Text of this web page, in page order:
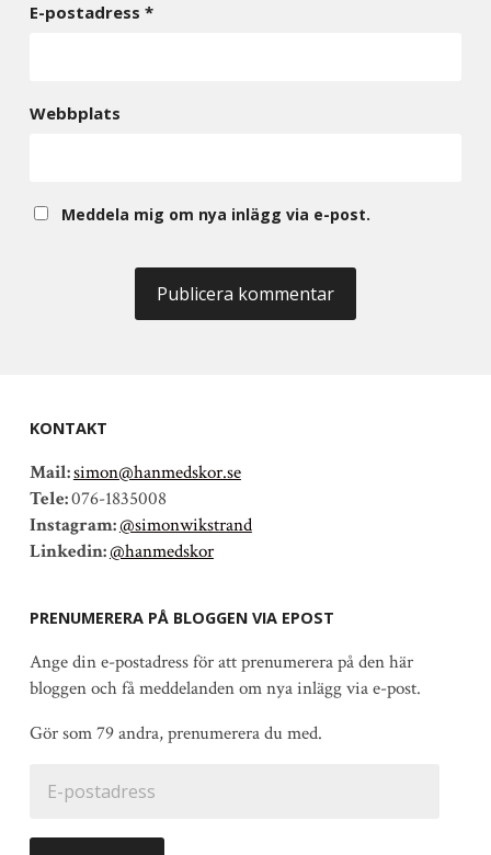
E-postadress *
Webbplats
Meddela mig om nya inlägg via e-post.
KONTAKT
Mail:simon@hanmedskor.se
Tele:076-1835008
Instagram:@simonwikstrand
Linkedin:@hanmedskor
PRENUMERERA PÅ BLOGGEN VIA EPOST
Ange din e-postadress för att prenumerera på den här
bloggen och få meddelanden om nya inlägg via e-post.
Gör som 79 andra, prenumerera du med.
postadress